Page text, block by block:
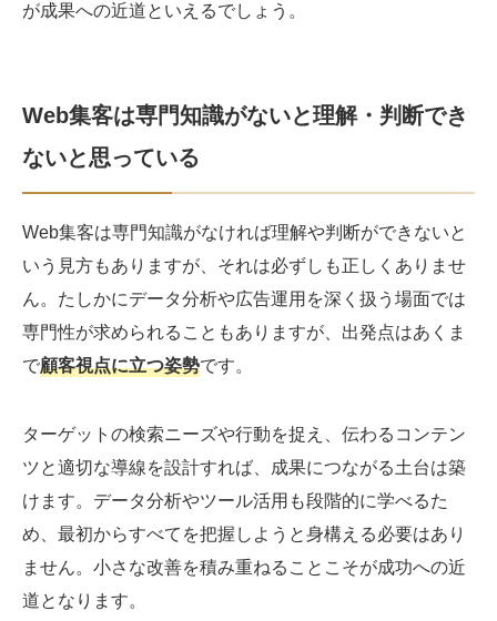
が成果への近道といえるでしょう。
Web集客は専門知識がないと理解・判断でき
ないと思っている
Web集客は専門知識がなければ理解や判断ができないと
いう見方もありますが、それは必ずしも正しくありませ
ん。たしかにデータ分析や広告運用を深く扱う場面では
専門性が求められることもありますが、出発点はあくま
で顧客視点に立つ姿勢です。
ターゲットの検索ニーズや行動を捉え、伝わるコンテン
ツと適切な導線を設計すれば、成果につながる土台は築
けます。データ分析やツール活用も段階的に学べるた
め、最初からすべてを把握しようと身構える必要はあり
ません。小さな改善を積み重ねることこそが成功への近
道となります。